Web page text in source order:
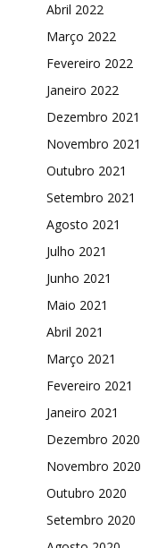
Abril 2022
Março 2022
Fevereiro 2022
Janeiro 2022
Dezembro 2021
Novembro 2021
Outubro 2021
Setembro 2021
Agosto 2021
Julho 2021
Junho 2021
Maio 2021
Abril 2021
Março 2021
Fevereiro 2021
Janeiro 2021
Dezembro 2020
Novembro 2020
Outubro 2020
Setembro 2020